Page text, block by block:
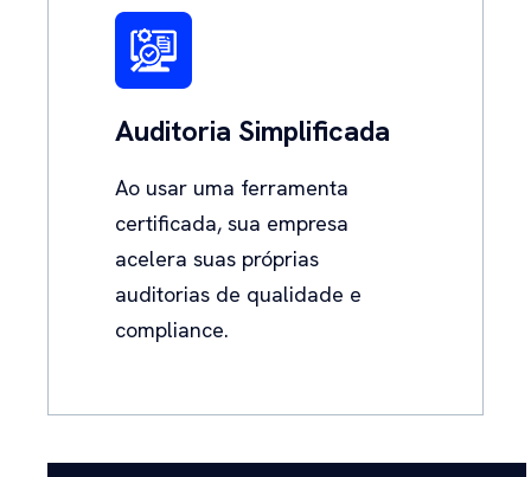
Auditoria Simplificada
Ao usar uma ferramenta
certificada, sua empresa
acelera suas próprias
auditorias de qualidade e
compliance.